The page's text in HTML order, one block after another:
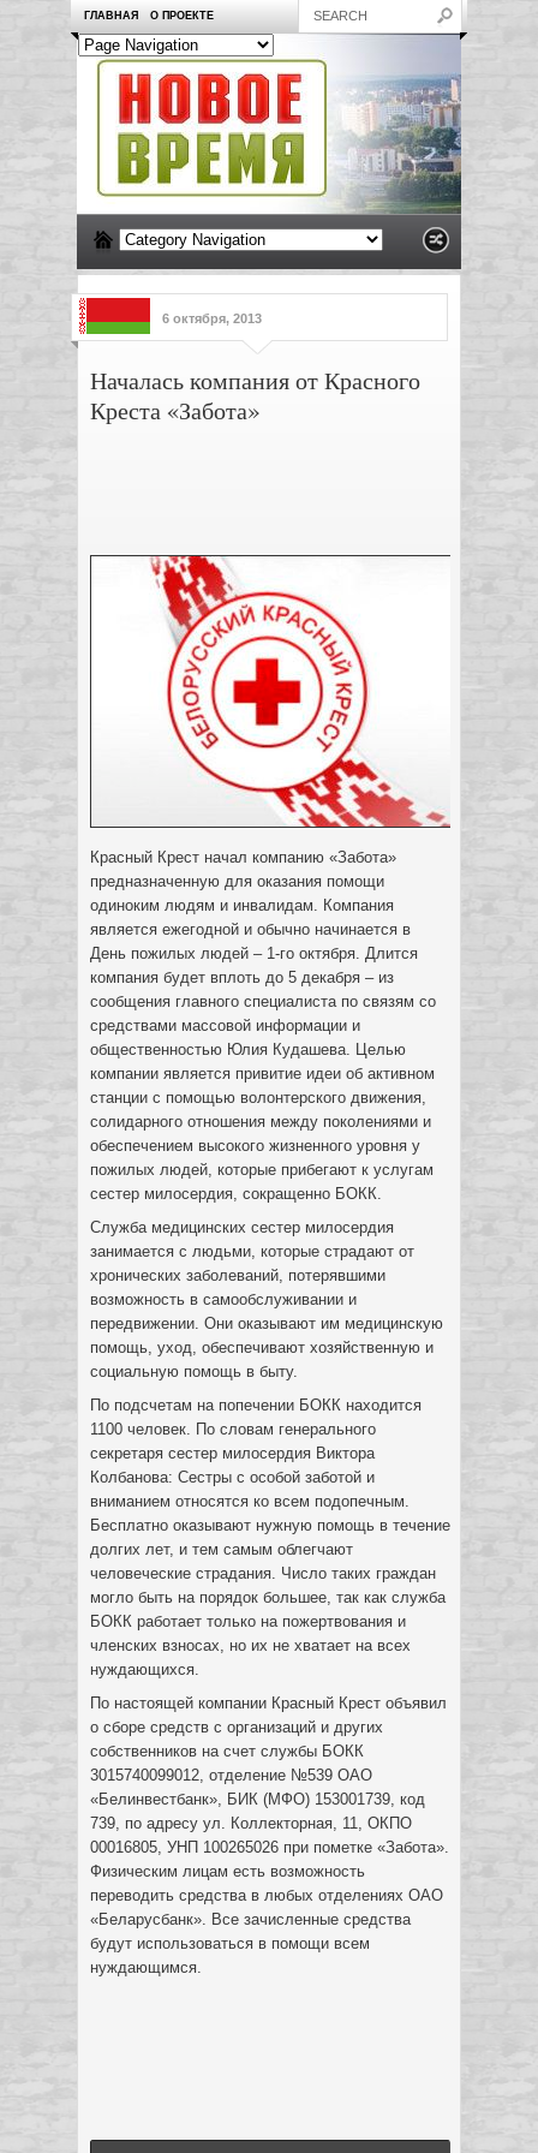
ГЛАВНАЯ О ПРОЕКТЕ
6 октября, 2013
Началась компания от Красного
Креста «Забота»
Красный Крест начал компанию «Забота»
предназначенную для оказания помощи
одиноким людям и инвалидам. Компания
является ежегодной и обычно начинается в
День пожилых людей – 1-го октября. Длится
компания будет вплоть до 5 декабря – из
сообщения главного специалиста по связям со
средствами массовой информации и
общественностью Юлия Кудашева. Целью
компании является привитие идеи об активном
станции с помощью волонтерского движения,
солидарного отношения между поколениями и
обеспечением высокого жизненного уровня у
пожилых людей, которые прибегают к услугам
сестер милосердия, сокращенно БОКК.
Служба медицинских сестер милосердия
занимается с людьми, которые страдают от
хронических заболеваний, потерявшими
возможность в самообслуживании и
передвижении. Они оказывают им медицинскую
помощь, уход, обеспечивают хозяйственную и
социальную помощь в быту.
По подсчетам на попечении БОКК находится
1100 человек. По словам генерального
секретаря сестер милосердия Виктора
Колбанова: Сестры с особой заботой и
вниманием относятся ко всем подопечным.
Бесплатно оказывают нужную помощь в течение
долгих лет, и тем самым облегчают
человеческие страдания. Число таких граждан
могло быть на порядок большее, так как служба
БОКК работает только на пожертвования и
членских взносах, но их не хватает на всех
нуждающихся.
По настоящей компании Красный Крест объявил
о сборе средств с организаций и других
собственников на счет службы БОКК
3015740099012, отделение №539 ОАО
«Белинвестбанк», БИК (МФО) 153001739, код
739, по адресу ул. Коллекторная, 11, ОКПО
00016805, УНП 100265026 при пометке «Забота».
Физическим лицам есть возможность
переводить средства в любых отделениях ОАО
«Беларусбанк». Все зачисленные средства
будут использоваться в помощи всем
нуждающимся.